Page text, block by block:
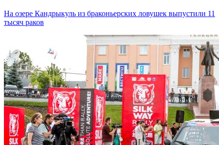
На озере Кандрыкуль из браконьерских ловушек выпустили 11
тысяч раков